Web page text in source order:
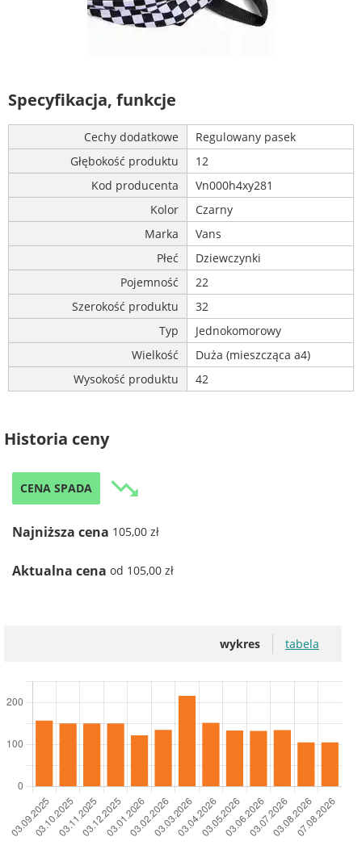
Specyfikacja, funkcje
Cechy dodatkowe
Regulowany pasek
Głębokość produktu
12
Kod producenta
Vn000h4xy281
Kolor
Czarny
Marka
Vans
Płeć
Dziewczynki
Pojemność
22
Szerokość produktu
32
Typ
Jednokomorowy
Wielkość
Duża (mieszcząca a4)
Wysokość produktu
42
Historia ceny
CENA SPADA trending_down
Najniższa cena 105,00 zł
Aktualna cena od 105,00 zł
wykres tabela